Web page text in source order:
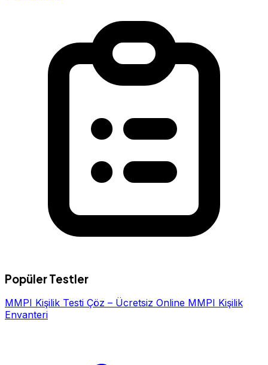
Popüler Testler
MMPI Kişilik Testi Çöz – Ücretsiz Online MMPI Kişilik
Envanteri